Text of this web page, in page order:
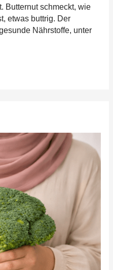
Butternut schmeckt, wie
etwas buttrig. Der
Nährstoffe, unter